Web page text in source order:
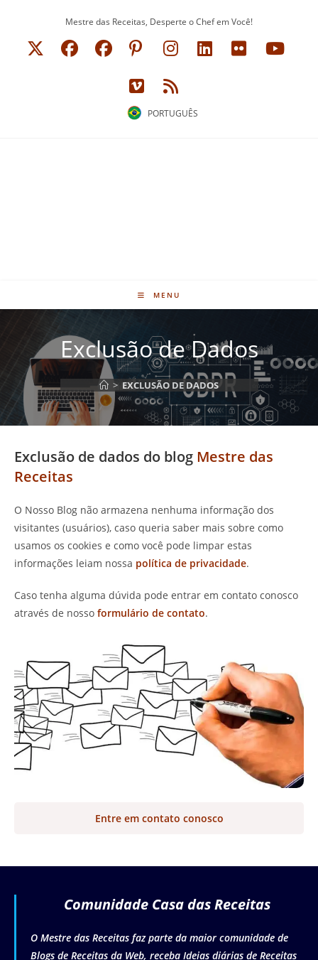
Mestre das Receitas, Desperte o Chef em Você!
PORTUGUÊS
MENU
Exclusão de Dados
> EXCLUSÃO DE DADOS
Exclusão de dados do blog Mestre das
Receitas
O Nosso Blog não armazena nenhuma informação dos
visitantes (usuários), caso queria saber mais sobre como
usamos os cookies e como você pode limpar estas
informações leiam nossa política de privacidade.
Caso tenha alguma dúvida pode entrar em contato conosco
através de nosso formulário de contato.
Entre em contato conosco
Comunidade Casa das Receitas
O Mestre das Receitas faz parte da maior comunidade de
Blogs de Receitas da Web, receba Ideias diárias de Receitas